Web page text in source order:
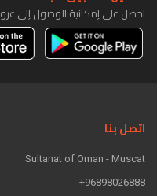
احصل على إمكانية الوصول إلى
اتصل بنا
Sultanat of Oman - Muscat
96898026888+